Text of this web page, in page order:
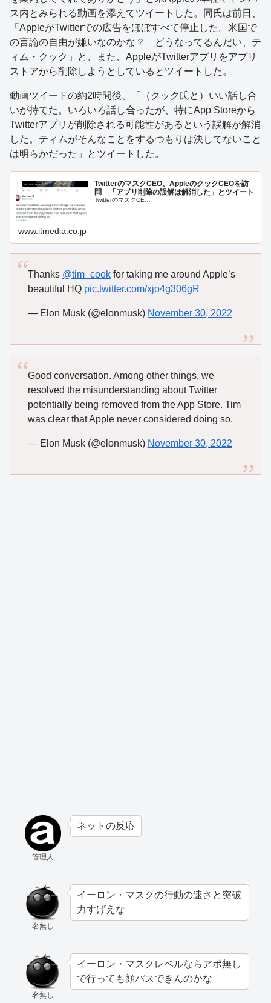
ス内とみられる動画を添えてツイートした。同氏は前日、
「AppleがTwitterでの広告をほぼすべて停止した。米国で
の言論の自由が嫌いなのかな？ どうなってるんだい、テ
ィム・クック」と、また、AppleがTwitterアプリをアプリ
ストアから削除しようとしているとツイートした。
動画ツイートの約2時間後、「（クック氏と）いい話し合
いが持てた。いろいろ話し合ったが、特にApp Storeから
Twitterアプリが削除される可能性があるという誤解が解消
した。ティムがそんなことをするつもりは決してないこと
は明らかだった」とツイートした。
TwitterのマスクCEO、AppleのクックCEOを訪
問 「アプリ削除の誤解は解消した」とツイート
TwitterのマスクCE…
www.itmedia.co.jp
Thanks @tim_cookfor taking me around Apple’s
beautiful HQ pic.twitter.com/xjo4g306gR
— Elon Musk (@elonmusk) November 30, 2022
Good conversation. Among other things, we
resolved the misunderstanding about Twitter
potentially being removed from the App Store. Tim
was clear that Apple never considered doing so.
— Elon Musk (@elonmusk) November 30, 2022
管理人
ネットの反応
名無し
イーロン・マスクの行動の速さと突破
力すげえな
名無し
イーロン・マスクレベルならアポ無し
で行っても顔パスできんのかな